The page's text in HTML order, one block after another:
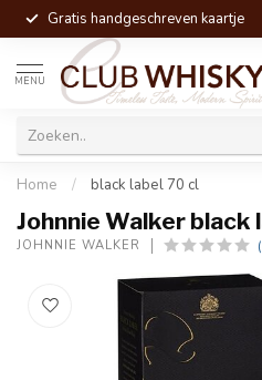
Gratis handgeschreven kaartje
MENU
Home / black label 70 cl
Johnnie Walker black
JOHNNIE WALKER